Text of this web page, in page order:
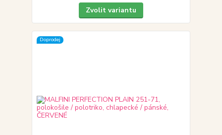
Zvolit variantu
Doprodej